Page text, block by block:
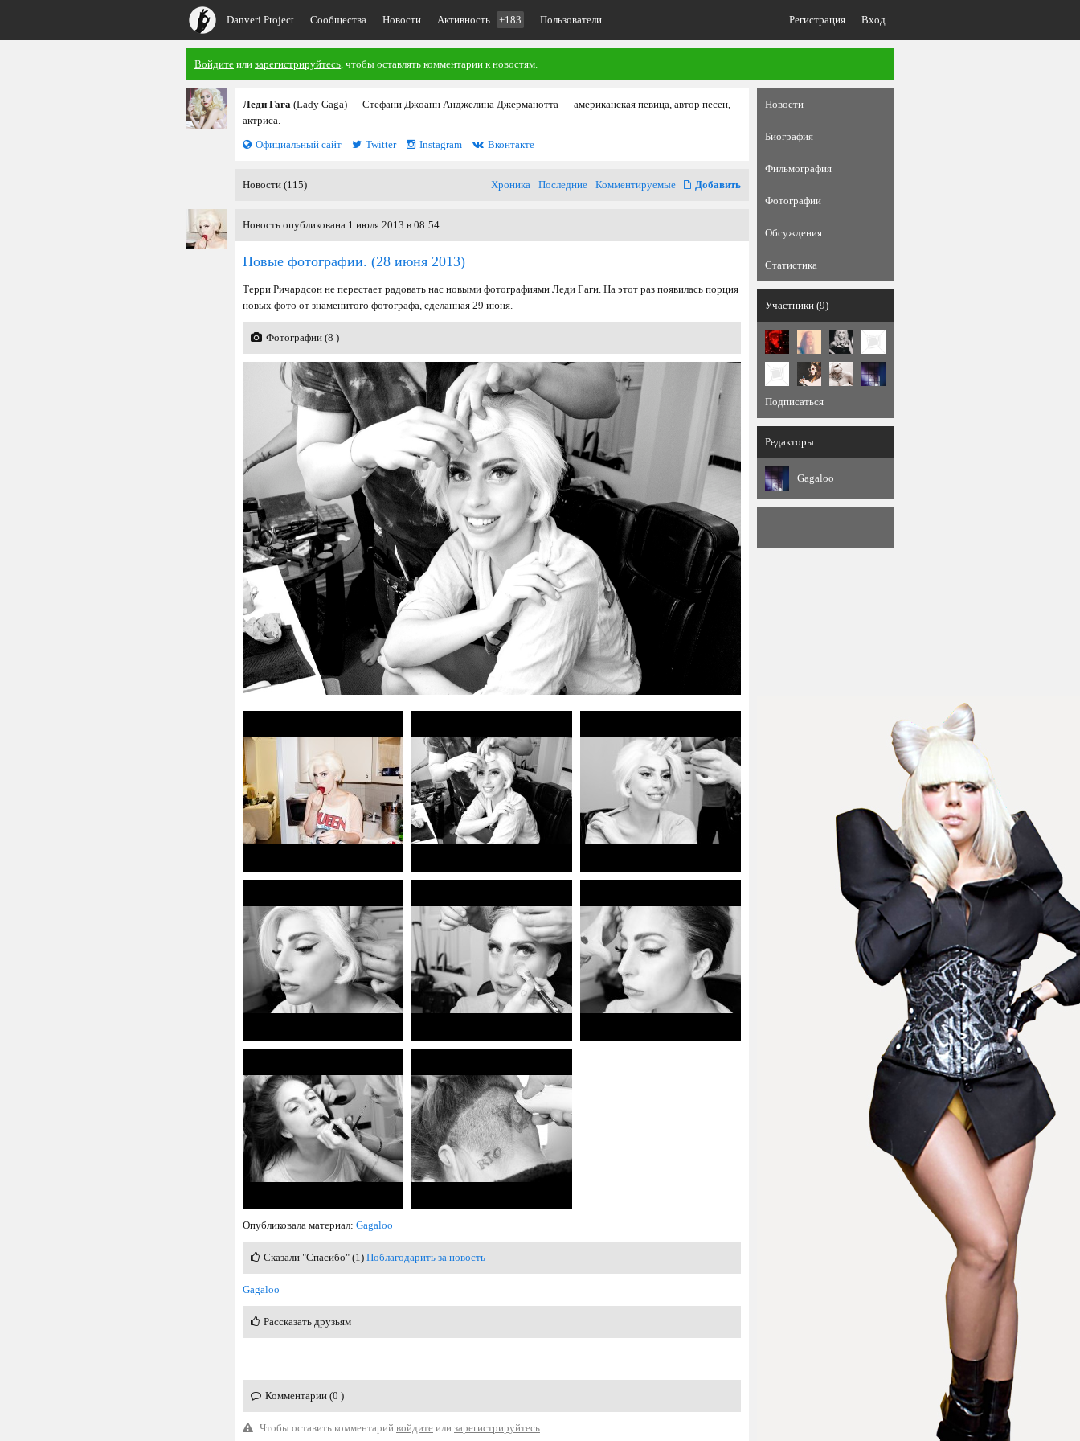
Danveri Project Сообщества Новости Активность +183 Пользователи Регистрация Вход
Войдите или зарегистрируйтесь, чтобы оставлять комментарии к новостям.
Леди Гага (Lady Gaga) — Стефани Джоанн Анджелина Джерманотта — американская певица, автор песен,
актриса.
Официальный сайт
Twitter Instagram Вконтакте
Новости (115) Хроника Последние Комментируемые Добавить
Новость опубликована 1 июля 2013 в 08:54
Новые фотографии. (28 июня 2013)
Терри Ричардсон не перестает радовать нас новыми фотографиями Леди Гаги. На этот раз появилась порция
новых фото от знаменитого фотографа, сделанная 29 июня.
Фотографии (8 )
Опубликовала материал: Gagaloo
Сказали "Спасибо" (1) Поблагодарить за новость
Gagaloo
Рассказать друзьям
Комментарии (0 )
Чтобы оставить комментарий войдите или зарегистрируйтесь
Новости
Биография
Фильмография
Фотографии
Обсуждения
Статистика
Участники (9)
Подписаться
Редакторы
Gagaloo